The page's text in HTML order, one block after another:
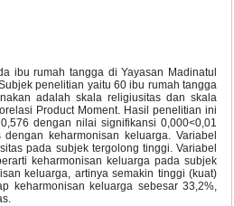
ibu rumah tangga di Yayasan Madinatul
penelitian yaitu 60 ibu rumah tangga
adalah skala religiusitas dan skala
Product Moment. Hasil penelitian ini
dengan nilai signifikansi 0,000<0,01
keharmonisan keluarga. Variabel
pada subjek tergolong tinggi. Variabel
keharmonisan keluarga pada subjek
keluarga, artinya semakin tinggi (kuat)
keharmonisan keluarga sebesar 33,2%,